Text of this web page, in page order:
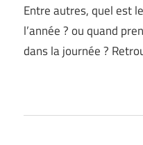
Entre autres, quel est
l’année ? ou quand
dans la journée ?